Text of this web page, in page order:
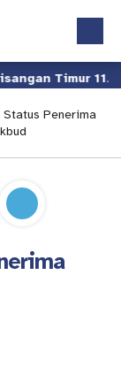
Timur 11.
Penerima